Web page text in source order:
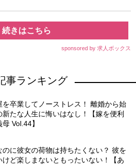
続きはこちら
sponsored by 求人ボックス
事ランキング
を卒業してノーストレス！ 離婚から始
新たな人生に悔いはなし！【嫁を便利
Vol.44】
のに彼女の荷物は持ちたくない？ 彼を
けど楽しまないともったいない！【あ